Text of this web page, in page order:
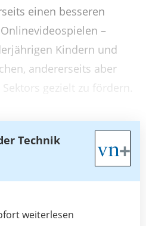
einen besseren
–
Kindern und
andererseits aber
gezielt zu fördern.
Technik
weiterlesen